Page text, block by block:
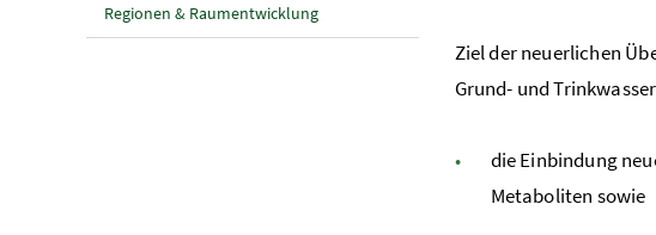
Regionen & Raumentwicklung
Ziel der neuerlichen
Grund- und
die Einbindung
Metaboliten sowie